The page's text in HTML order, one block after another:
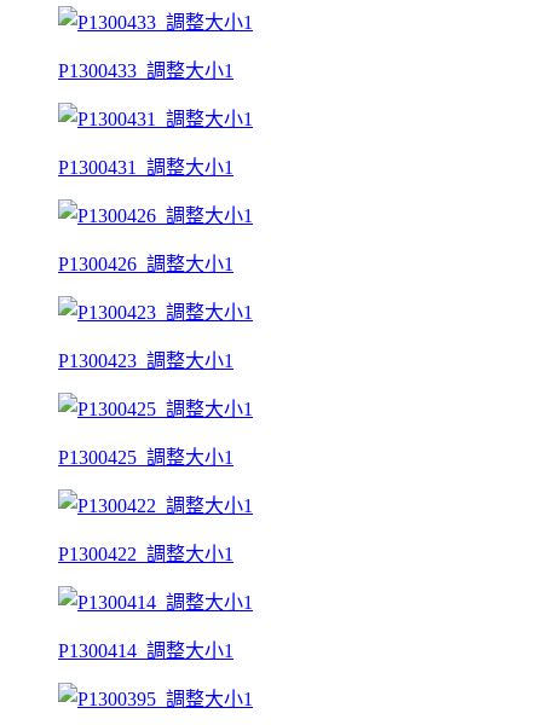
P1300433_調整大小1
P1300431_調整大小1
P1300426_調整大小1
P1300423_調整大小1
P1300425_調整大小1
P1300422_調整大小1
P1300414_調整大小1